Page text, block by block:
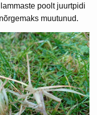
poolt juurtpidi
muutunud.